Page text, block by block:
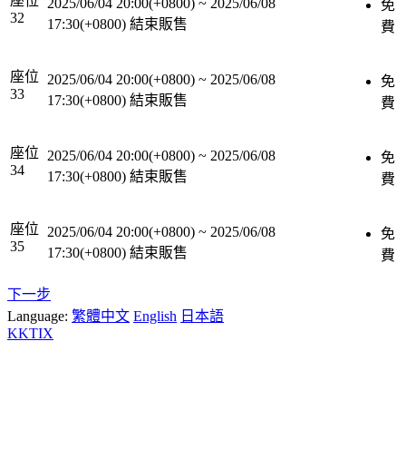
32
17:30(+0800) 結束販售
免
費
座位
33
2025/06/04 20:00(+0800) ~ 2025/06/08
17:30(+0800) 結束販售
免
費
座位
34
2025/06/04 20:00(+0800) ~ 2025/06/08
17:30(+0800) 結束販售
免
費
座位
35
2025/06/04 20:00(+0800) ~ 2025/06/08
17:30(+0800) 結束販售
免
費
下一步
Language: 繁體中文 English 日本語
KKTIX